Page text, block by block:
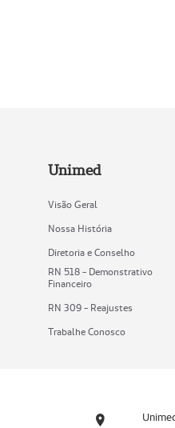
Unimed
Visão Geral
Nossa História
Diretoria e Conselho
RN 518 - Demonstrativo
Financeiro
RN 309 - Reajustes
Trabalhe Conosco